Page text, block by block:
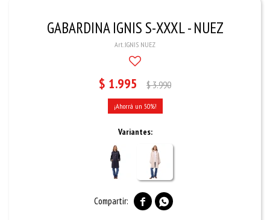
GABARDINA IGNIS S-XXXL - NUEZ
IGNIS NUEZ
$ 1.995 $3.990
50
Variantes:
 